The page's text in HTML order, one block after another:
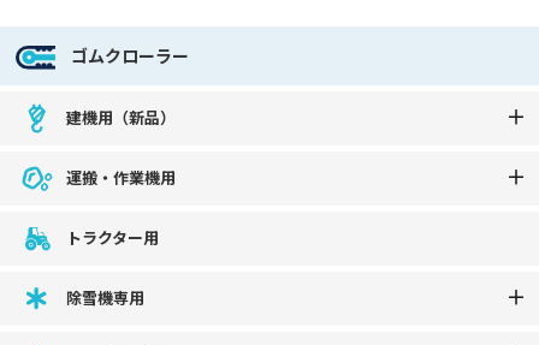
ゴムクローラー
建機用（新品）
運搬・作業機用
トラクター用
除雪機専用